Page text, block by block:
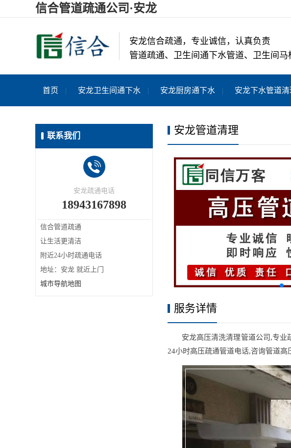
信合管道疏通公司·安龙
安龙信合疏通，专业诚信，认真负责
管道疏通、卫生间通下水管道、卫生间
首页 安龙卫生间通下水 安龙厨房通下水 安龙下水管道清
联系我们
安龙疏通电话
18943167898
信合管道疏通
让生活更清洁
附近24小时疏通电话
地址：安龙 就近上门
城市导航地图
安龙管道清理
服务详情
安龙高压清洗清理管道公司,专业疏
24小时高压疏通管道电话,咨询管道